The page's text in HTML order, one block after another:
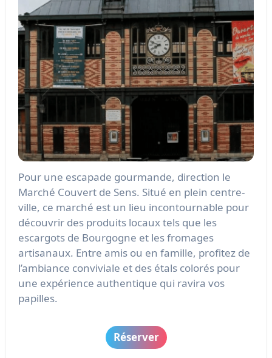
Pour une escapade gourmande, direction le
Marché Couvert de Sens. Situé en plein centre-
ville, ce marché est un lieu incontournable pour
découvrir des produits locaux tels que les
escargots de Bourgogne et les fromages
artisanaux. Entre amis ou en famille, profitez de
l’ambiance conviviale et des étals colorés pour
une expérience authentique qui ravira vos
papilles.
Réserver